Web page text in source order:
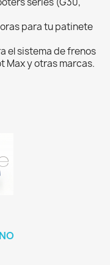
para tu patinete
el sistema de frenos
Max y otras marcas.